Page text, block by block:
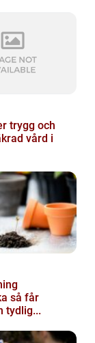
vård i
tydlig...